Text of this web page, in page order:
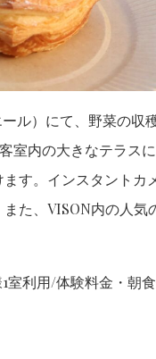
ル）にて、野菜の収
室内の大きなテラス
す。インスタントカ
た、VISON内の人気
利用/体験料金・朝食